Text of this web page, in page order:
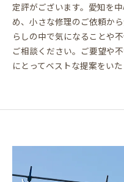
定評がございます。愛知を
め、小さな修理のご依頼か
らしの中で気になることや
ご相談ください。ご要望や
にとってベストな提案をいた